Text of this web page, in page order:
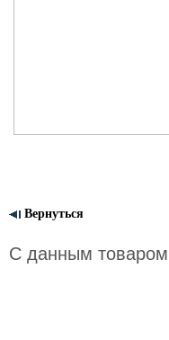
Вернуться
С данным товаром